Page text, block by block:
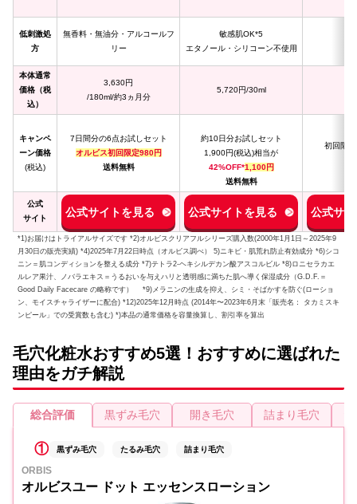
低刺激処
方
無香料・無油分・アルコールフ
リー
敏感肌OK*5
エタノール・シリコーン不使用
本体通常
価格（税
込）
3,630円
/180ml/約3ヵ月分
5,720円/30ml
キャンペ
ーン価格
(税込)
7日間分の6点お試しセット
オルビス初回限定980円
送料無料
約10日分お試しセット
1,900円(税込)相当が
42%OFF*1,100円
送料無料
初回限
公式
サイト
公式サイトを見る 公式サイトを見る 公式サ
*1)お届けはトライアルサイズです *2)オルビスクリアフルシリーズ購入数(2000年1月1日～2025年9
月30日の販売実績) *4)2025年7月22日時点（オルビス調べ） 5)ニキビ・肌荒れ防止有効成分 *6)シコ
ニン＝肌コンディションを整える成分 *7)テトラ2-ヘキシルデカン酸アスコルビル *8)ロニセラカエ
ルレア果汁、ノバラエキス＝うるおいを与えハリと透明感に満ちた肌へ導く保湿成分（G.D.F.＝
Good Daily Facecare の略称です） *9)メラニンの生成を抑え、シミ・そばかすを防ぐ(ローショ
ン、モイスチャライザーに配合) *12)2025年12月時点 (2014年〜2023年6月末「販売名： タカミスキ
ンピール」での受賞数も含む) *)本品の通常価格を容量換算し、割引率を算出
毛穴化粧水おすすめ5選！おすすめに選ばれた
理由をガチ解説
総合評価 黒ずみ毛穴 開き毛穴 詰まり毛穴
① 黒ずみ毛穴 たるみ毛穴 詰まり毛穴
ORBIS
オルビスユー ドット エッセンスローション